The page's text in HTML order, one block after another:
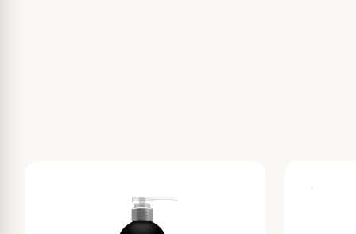
Lavar y secar una pequeña superficie (1 a 2 cm) en la